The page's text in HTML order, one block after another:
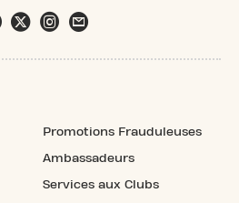
Promotions Frauduleuses
Ambassadeurs
Services aux Clubs